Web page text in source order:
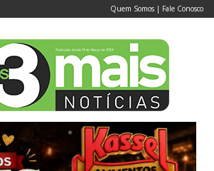
Quem Somos | Fale Conosco